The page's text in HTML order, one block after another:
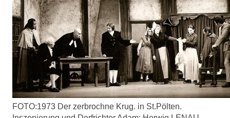
FOTO:1973 Der zerbrochne Krug. in St.Pölten.